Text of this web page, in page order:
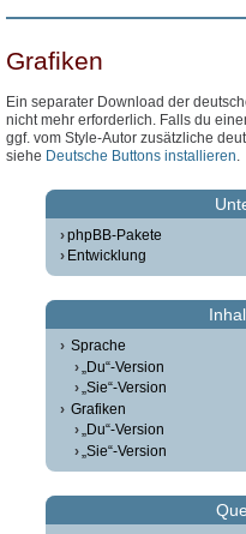
Grafiken
Ein separater Download der
nicht mehr erforderlich. Falls du
ggf. vom Style-Autor zusätzliche
siehe Deutsche Buttons installieren.
phpBB-Pakete
Entwicklung
Sprache
„Du“-Version
„Sie“-Version
Grafiken
„Du“-Version
„Sie“-Version